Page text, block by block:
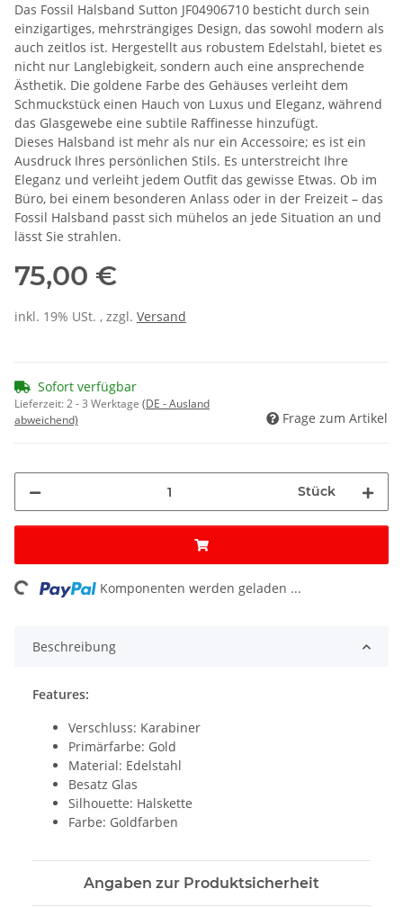
Das Fossil Halsband Sutton JF04906710 besticht durch sein
einzigartiges, mehrsträngiges Design, das sowohl modern als
auch zeitlos ist. Hergestellt aus robustem Edelstahl, bietet es
nicht nur Langlebigkeit, sondern auch eine ansprechende
Ästhetik. Die goldene Farbe des Gehäuses verleiht dem
Schmuckstück einen Hauch von Luxus und Eleganz, während
das Glasgewebe eine subtile Raffinesse hinzufügt.
Dieses Halsband ist mehr als nur ein Accessoire; es ist ein
Ausdruck Ihres persönlichen Stils. Es unterstreicht Ihre
Eleganz und verleiht jedem Outfit das gewisse Etwas. Ob im
Büro, bei einem besonderen Anlass oder in der Freizeit – das
Fossil Halsband passt sich mühelos an jede Situation an und
lässt Sie strahlen.
75,00 €
inkl. 19% USt. , zzgl. Versand
Sofort verfügbar
Lieferzeit:2 - 3 Werktage (DE - Ausland
abweichend)
Frage zum Artikel
Stück
Loading... Komponenten werden geladen ...
Beschreibung
Features:
Verschluss: Karabiner
Primärfarbe: Gold
Material: Edelstahl
Besatz Glas
Silhouette: Halskette
Farbe: Goldfarben
Angaben zur Produktsicherheit